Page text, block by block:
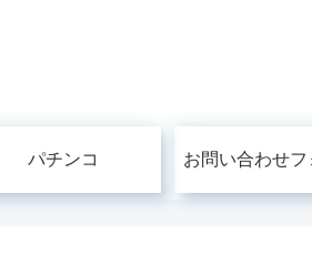
パチンコ お問い合わせフ